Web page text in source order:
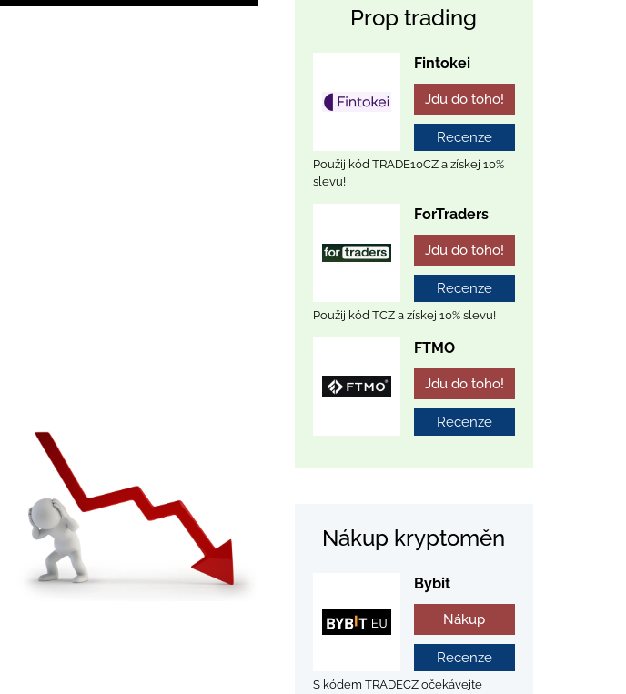
Prop trading
Fintokei
Jdu do toho!
Recenze
Použij kód TRADE10CZ a získej 10%
slevu!
ForTraders
Jdu do toho!
Recenze
Použij kód TCZ a získej 10% slevu!
FTMO
Jdu do toho!
Recenze
Nákup kryptoměn
Bybit
Nákup
Recenze
S kódem TRADECZ očekávejte